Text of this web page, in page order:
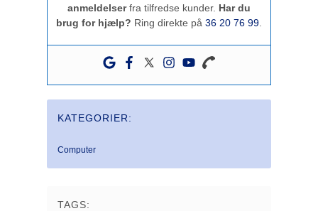
anmeldelserfra tilfredse kunder. Har du
brug for hjælp? Ring direkte på 36 20 76 99
KATEGORIER:
Computer
TAGS: